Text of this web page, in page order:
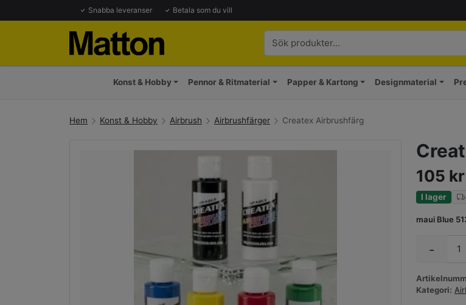
Snabba leveranser Betala som du vill
Konst & Hobby Pennor & Ritmaterial Papper & Kartong Designmaterial
Hem Konst & Hobby Airbrush Airbrushfärger Createx Airbrushfärg
105 kr
I lager
maui Blue
−
Kategori: